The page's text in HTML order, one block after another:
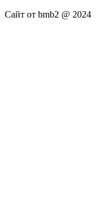
Сайт от bmb2 @ 2024